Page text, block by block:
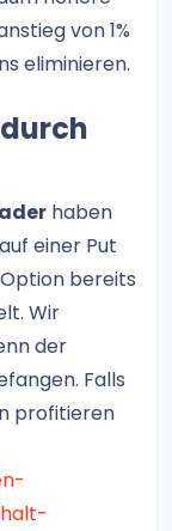
von 1%
eliminieren.
haben
einer Put
bereits
Wir
der
Falls
profitieren